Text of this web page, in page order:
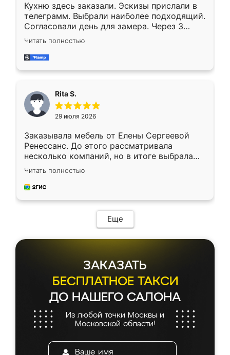
Кухню здесь заказали. Эскизы прислали в
телеграмм. Выбрали наиболее подходящий.
Согласовали день для замера. Через 3
недели кухня была уже готова. Остались
довольны работой. Спасибо Ренессанс
мебель за качественную работу!
Читать полностью
Rita S.
29 июля 2026
Заказывала мебель от Елены Сергеевой
Ренессанс. До этого рассматривала
несколько компаний, но в итоге выбрала
эту. Сначала обговорили условия, потом
приехал замерщик, всё спокойно объяснил
и снял размеры. Изготовили в срок, с
мебель сразу встала на свое место без
каких-либо доработок. Качеством осталась
довольна, все выглядит так, как и ожидала.
Читать полностью
Еще
ЗАКАЗАТЬ
БЕСПЛАТНОЕ ТАКСИ
ДО НАШЕГО САЛОНА
Из любой точки Москвы и
Московской области!